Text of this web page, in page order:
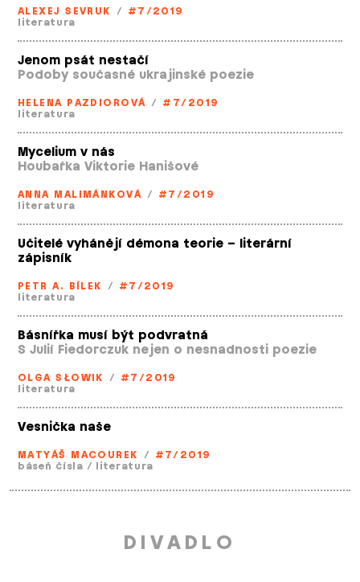
ALEXEJ SEVRUK / #7/2019
literatura
Jenom psát nestačí
Podoby současné ukrajinské poezie
HELENA PAZDIOROVÁ / #7/2019
literatura
Mycelium v nás
Houbařka Viktorie Hanišové
ANNA MALIMÁNKOVÁ / #7/2019
literatura
Učitelé vyhánějí démona teorie – literární
zápisník
PETR A. BÍLEK / #7/2019
literatura
Básnířka musí být podvratná
S Julií Fiedorczuk nejen o nesnadnosti poezie
OLGA SŁOWIK / #7/2019
literatura
Vesnička naše
MATYÁŠ MACOUREK / #7/2019
báseň čísla / literatura
DIVADLO